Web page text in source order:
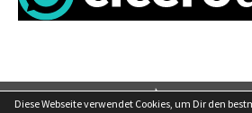
soccero.de
Diese Webseite verwendet Cookies, um Dir den